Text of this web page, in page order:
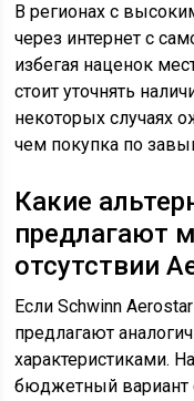
В регионах с
через интернет с
избегая наценок
стоит уточнять
некоторых случаях
чем покупка по
Какие
предлагают
отсутствии
Если Schwinn
предлагают
характеристиками.
бюджетный вариант